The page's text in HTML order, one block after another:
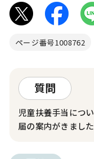
ページ番号1008762
質問
児童扶養手当につ
届の案内がきまし